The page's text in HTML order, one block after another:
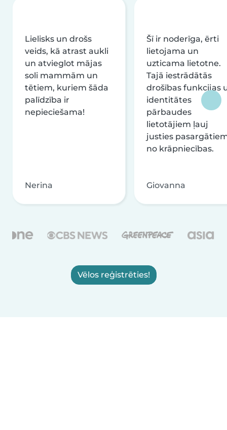
Lielisks un drošs
veids, kā atrast aukli
un atvieglot mājas
soli mammām un
tētiem, kuriem šāda
palīdzība ir
nepieciešama!
Nerina
Šī ir noderīga, ērti
lietojama un
uzticama lietotne.
Tajā iestrādātās
drošības funkcijas
identitātes
pārbaudes
lietotājiem ļauj
justies
no krāpniecības.
Giovanna
Vēlos reģistrēties!